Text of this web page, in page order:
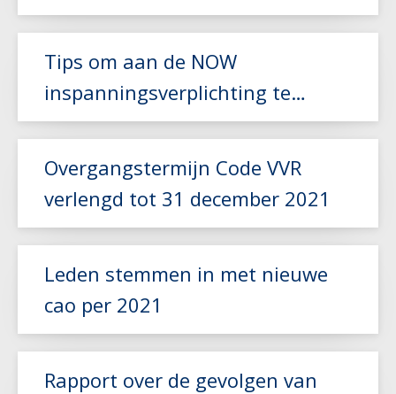
Tips om aan de NOW
inspanningsverplichting te
voldoen
Lees meer
Overgangstermijn Code VVR
verlengd tot 31 december 2021
Leden stemmen in met nieuwe
cao per 2021
Rapport over de gevolgen van